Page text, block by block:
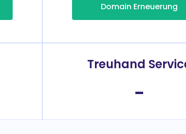
Domain Erneuerung
Treuhand
-